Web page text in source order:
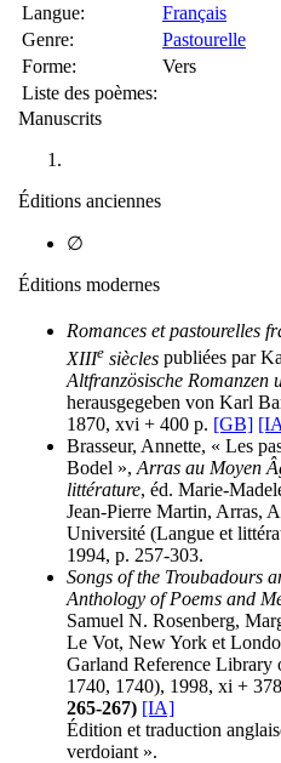
Langue:
Français
Genre:
Pastourelle
Forme:
Vers
Liste des poèmes:
Manuscrits
Éditions anciennes
∅
Éditions modernes
Romances et pastourelles
XIIIe siècles publiées par
Altfranzösische Romanzen
herausgegeben von Karl
1870, xvi + 400 p. [GB]
Brasseur, Annette, « Les
Bodel », Arras au Moyen
littérature, éd. Marie-
Jean-Pierre Martin, Arras,
Université (Langue et
1994, p. 257-303.
Songs of the Troubadours
Anthology of Poems and
Samuel N. Rosenberg,
Le Vot, New York et
Garland Reference Library
1740, 1740), 1998, xi +
265-267) [IA]
Édition et traduction
verdoiant ».